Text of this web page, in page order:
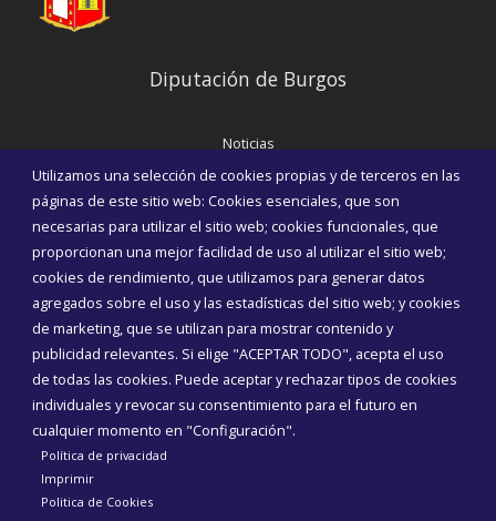
Utilizamos una selección de cookies propias y de terceros en las
páginas de este sitio web: Cookies esenciales, que son
necesarias para utilizar el sitio web; cookies funcionales, que
proporcionan una mejor facilidad de uso al utilizar el sitio web;
cookies de rendimiento, que utilizamos para generar datos
agregados sobre el uso y las estadísticas del sitio web; y cookies
de marketing, que se utilizan para mostrar contenido y
publicidad relevantes. Si elige "ACEPTAR TODO", acepta el uso
de todas las cookies. Puede aceptar y rechazar tipos de cookies
individuales y revocar su consentimiento para el futuro en
cualquier momento en "Configuración".
Política de privacidad
Imprimir
Politica de Cookies
Diputación de Burgos
Noticias
Eventos
Corporación Municipal
Teléfonos de interés
INICIAR SESIÓN
MAPA WEB